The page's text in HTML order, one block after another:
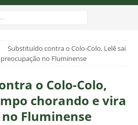
Substituído contra o Colo-Colo, Lelê sai
no Fluminense
o Colo-Colo,
chorando e vira
Fluminense